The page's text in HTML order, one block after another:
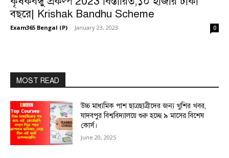
বছরে| Krishak Bandhu Scheme
Exam365 Bengal (P) - January 23, 2023 0
MOST READ
উচ্চ মাধ্যমিক পাশ ছাত্রছাত্রীদের জন্য খুশির খবর,
যাদবপুর বিশ্ববিদ্যালয়ে শুরু হচ্ছে ৯ মাসের বিশেষ
কোর্স।
June 20, 2025